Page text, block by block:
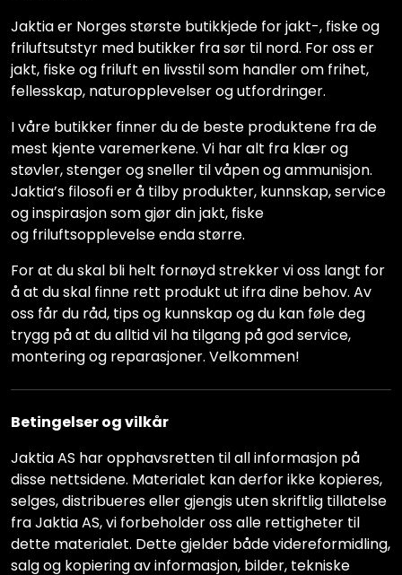
Jaktia er Norges største butikkjede for jakt-, fiske og
friluftsutstyr med butikker fra sør til nord. For oss er
jakt, fiske og friluft en livsstil som handler om frihet,
fellesskap, naturopplevelser og utfordringer.
I våre butikker finner du de beste produktene fra de
mest kjente varemerkene. Vi har alt fra klær og
støvler, stenger og sneller til våpen og ammunisjon.
Jaktia’s filosofi er å tilby produkter, kunnskap, service
og inspirasjon som gjør din jakt, fiske
og friluftsopplevelse enda større.
For at du skal bli helt fornøyd strekker vi oss langt for
å at du skal finne rett produkt ut ifra dine behov. Av
oss får du råd, tips og kunnskap og du kan føle deg
trygg på at du alltid vil ha tilgang på god service,
montering og reparasjoner. Velkommen!
Betingelser og vilkår
Jaktia AS har opphavsretten til all informasjon på
disse nettsidene. Materialet kan derfor ikke kopieres,
selges, distribueres eller gjengis uten skriftlig tillatelse
fra Jaktia AS, vi forbeholder oss alle rettigheter til
dette materialet. Dette gjelder både videreformidling,
salg og kopiering av informasjon, bilder, tekniske